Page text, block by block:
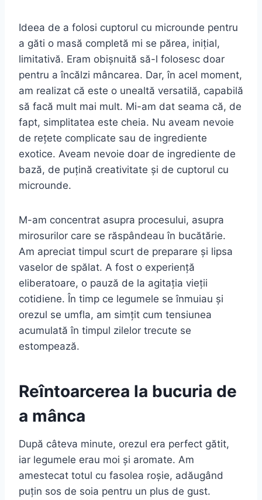
Ideea de a folosi cuptorul cu microunde pentru
a găti o masă completă mi se părea, inițial,
limitativă. Eram obișnuită să-l folosesc doar
pentru a încălzi mâncarea. Dar, în acel moment,
am realizat că este o unealtă versatilă, capabilă
să facă mult mai mult. Mi-am dat seama că, de
fapt, simplitatea este cheia. Nu aveam nevoie
de rețete complicate sau de ingrediente
exotice. Aveam nevoie doar de ingrediente de
bază, de puțină creativitate și de cuptorul cu
microunde.
M-am concentrat asupra procesului, asupra
mirosurilor care se răspândeau în bucătărie.
Am apreciat timpul scurt de preparare și lipsa
vaselor de spălat. A fost o experiență
eliberatoare, o pauză de la agitația vieții
cotidiene. În timp ce legumele se înmuiau și
orezul se umfla, am simțit cum tensiunea
acumulată în timpul zilelor trecute se
estompează.
Reîntoarcerea la bucuria de
a mânca
După câteva minute, orezul era perfect gătit,
iar legumele erau moi și aromate. Am
amestecat totul cu fasolea roșie, adăugând
puțin sos de soia pentru un plus de gust.